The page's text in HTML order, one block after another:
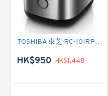
TOSHIBA 東芝 RC-10IRPH IH低醣磁應電飯煲
HK$950 HK$1,448